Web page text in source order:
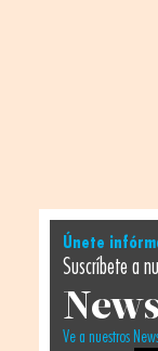
Únete
Suscríbete a
Ve a nuestros